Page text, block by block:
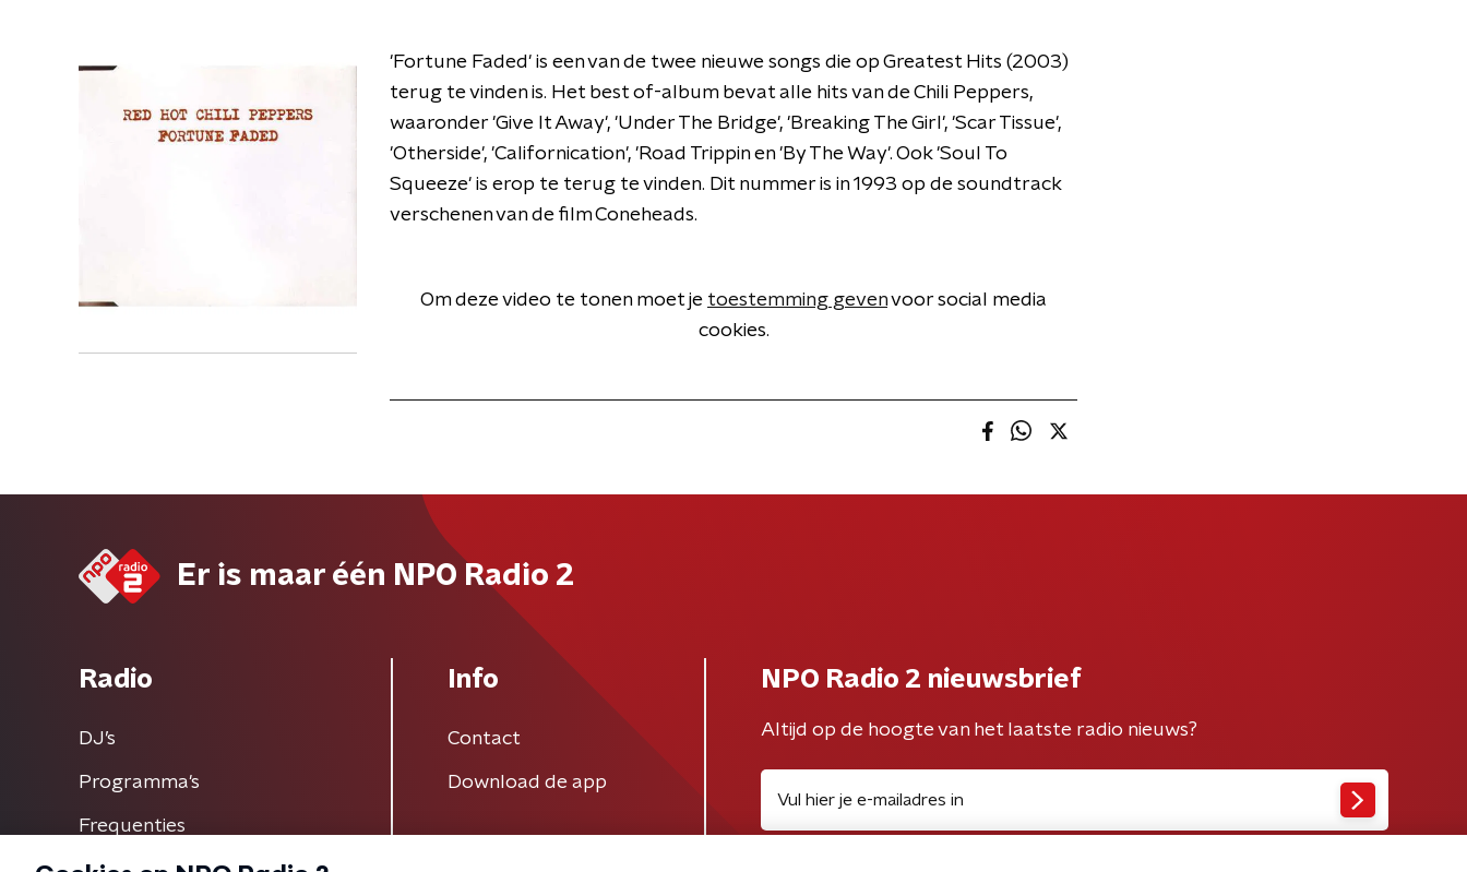
'Fortune Faded' is een van de twee nieuwe songs die op Greatest Hits (2003)
terug te vinden is. Het best of-album bevat alle hits van de Chili Peppers,
waaronder 'Give It Away', 'Under The Bridge', 'Breaking The Girl', 'Scar Tissue',
'Otherside', 'Californication', 'Road Trippin en 'By The Way'. Ook 'Soul To
Squeeze' is erop te terug te vinden. Dit nummer is in 1993 op de soundtrack
verschenen van de film Coneheads.
Om deze video te tonen moet je toestemming gevenvoor social media
cookies.
Er is maar één NPO Radio 2
Radio
DJ’s
Programma's
Frequenties
Info
Contact
Download de app
NPO Radio 2 nieuwsbrief
Altijd op de hoogte van het laatste radio nieuws?